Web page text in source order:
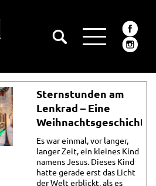
Sternstunden am
Lenkrad – Eine
Weihnachtsgeschichte
Es war einmal, vor langer,
langer Zeit, ein kleines Kind
namens Jesus. Dieses Kind
hatte gerade erst das Licht
der Welt erblickt, als es